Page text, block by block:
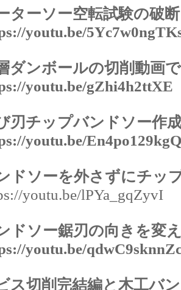
ターソー空転試験の破断
youtu.be/
ダンボールの切削動画
youtu.be/gZhi4h2ttXE
刃チップバンドソー作
youtu.be/En4po129kgQ
ドソーを外さずにチッ
youtu.be/lPYa_gqZyvI
ドソー鋸刃の向きを変
youtu.be/
ス切削完結編と木工バ